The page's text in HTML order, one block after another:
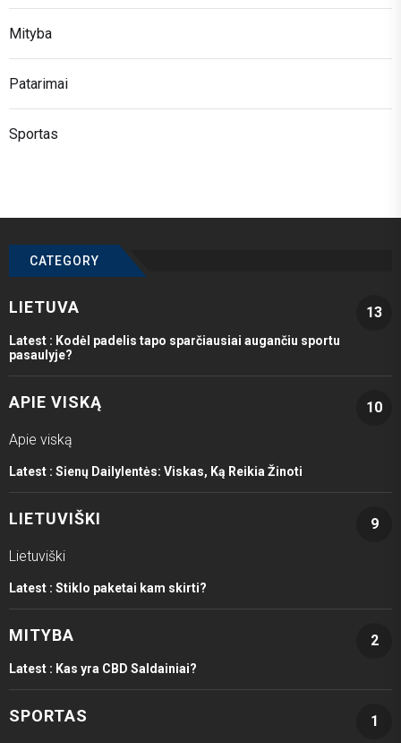
Mityba
Patarimai
Sportas
CATEGORY
LIETUVA 13
Latest : Kodėl padelis tapo sparčiausiai augančiu sportu
pasaulyje?
APIE VISKĄ
10
Apie viską
Latest : Sienų Dailylentės: Viskas, Ką Reikia Žinoti
LIETUVIŠKI
9
Lietuviški
Latest : Stiklo paketai kam skirti?
MITYBA 2
Latest : Kas yra CBD Saldainiai?
SPORTAS
1